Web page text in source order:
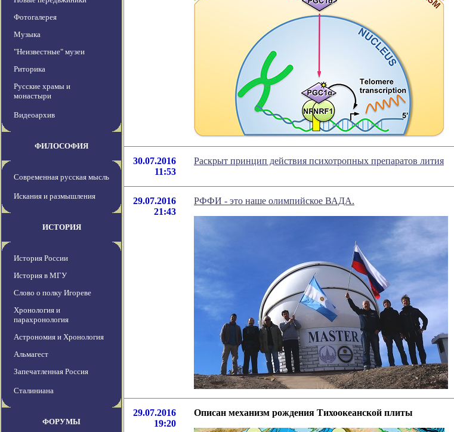
Фотогалерея
Музыка
"Неизвестные" музеи
Риторика
Русские храмы и
монастыри
Видеоархив
ФИЛОСОФИЯ
Современная русская мысль
Искания и размышления
ИСТОРИЯ
История России
История в МГУ
Слово о полку Игореве
Хронология и
парахронология
Астрономия и Хронология
Альмагест
Запечатленная Россия
Сталиниана
ФОРУМЫ
30.07.2016
11:53
Раскрыт принцип действия психотропных препаратов лития
29.07.2016
21:43
РФФИ - это наше олимпийское ВАДА.
29.07.2016
19:20
Описан механизм рождения Тихоокеанской плиты